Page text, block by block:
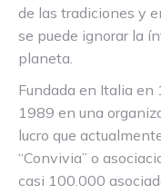
de las tradiciones y
se puede ignorar la
planeta.
Fundada en Italia
1989 en una
lucro que
“Convivia” o
casi 100.000